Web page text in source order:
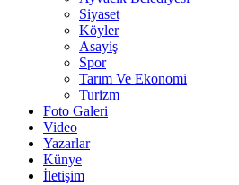
Siyaset
Köyler
Asayiş
Spor
Tarım Ve Ekonomi
Turizm
Foto Galeri
Video
Yazarlar
Künye
İletişim